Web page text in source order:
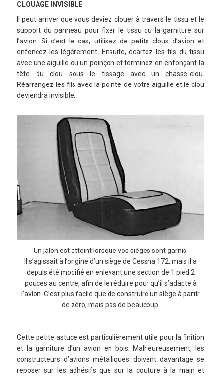
CLOUAGE INVISIBLE
Il peut arriver que vous deviez clouer à travers le tissu et le
support du panneau pour fixer le tissu ou la garniture sur
l’avion. Si c’est le cas, utilisez de petits clous d’avion et
enfoncez-les légèrement. Ensuite, écartez les fils du tissu
avec une aiguille ou un poinçon et terminez en enfonçant la
tête du clou sous le tissage avec un chasse-clou.
Réarrangez les fils avec la pointe de votre aiguille et le clou
deviendra invisible.
Un jalon est atteint lorsque vos sièges sont garnis.
Il s’agissait à l’origine d’un siège de Cessna 172, mais il a
depuis été modifié en enlevant une section de 1 pied 2
pouces au centre, afin de le réduire pour qu’il s’adapte à
l’avion. C’est plus facile que de construire un siège à partir
de zéro, mais pas de beaucoup.
Cette petite astuce est particulièrement utile pour la finition
et la garniture d’un avion en bois. Malheureusement, les
constructeurs d’avions métalliques doivent davantage se
reposer sur les adhésifs que sur la couture à la main et